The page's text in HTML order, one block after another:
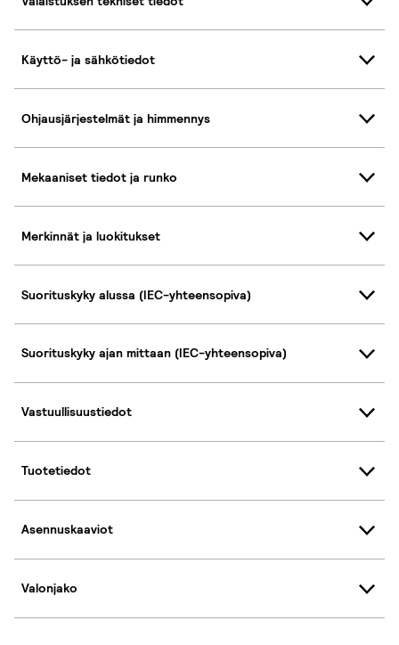
Käyttö- ja sähkötiedot
Ohjausjärjestelmät ja himmennys
Mekaaniset tiedot ja runko
Merkinnät ja luokitukset
Suorituskyky alussa (IEC-yhteensopiva)
Suorituskyky ajan mittaan (IEC-yhteensopiva)
Vastuullisuustiedot
Tuotetiedot
Asennuskaaviot
Valonjako